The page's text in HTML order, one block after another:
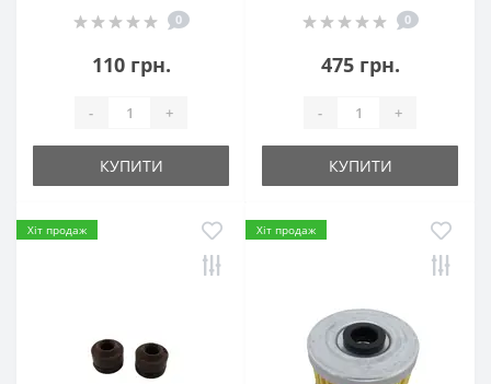
0
110 грн.
- +
КУПИТИ
0
475 грн.
- +
КУПИТИ
Хіт продаж Хіт продаж